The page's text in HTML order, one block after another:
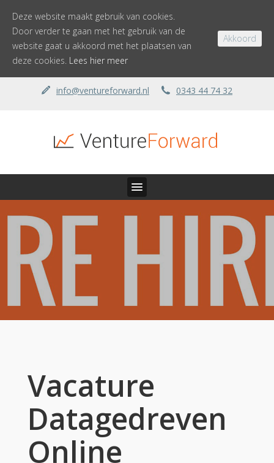
info@ventureforward.nl 0343 44 74 32
Vacature
Datagedreven
Online
Deze website maakt gebruik van cookies.
Door verder te gaan met het gebruik van de
website gaat u akkoord met het plaatsen van
deze cookies. Lees hier meer
Akkoord